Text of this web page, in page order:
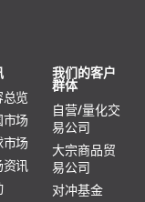
总览
市场
市场
资讯
我们的客户
群体
自营/量化交
易公司
大宗商品贸
易公司
对冲基金